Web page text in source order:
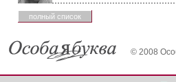
полный список
© 2008